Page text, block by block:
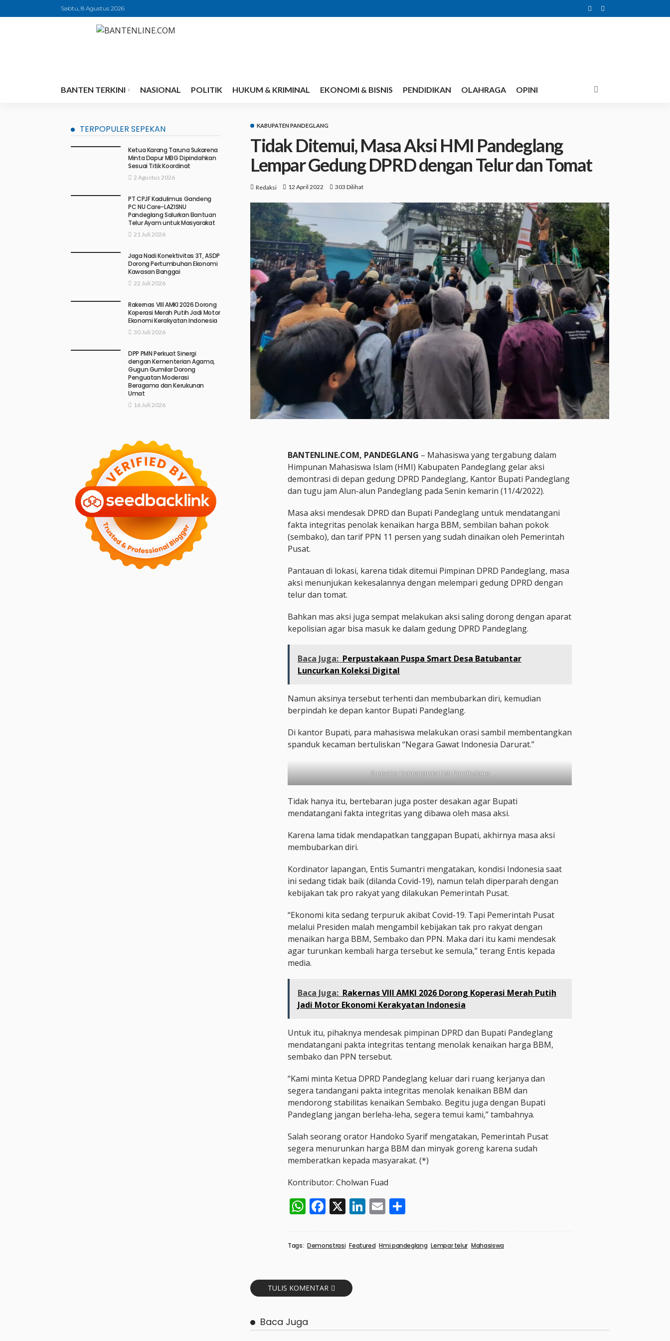
Sabtu, 8 Agustus 2026
BANTEN TERKINI NASIONAL POLITIK HUKUM & KRIMINAL EKONOMI & BISNIS PENDIDIKAN OLAHRAGA OPINI
KABUPATEN PANDEGLANG
Tidak Ditemui, Masa Aksi HMI Pandeglang
Lempar Gedung DPRD dengan Telur dan Tomat
Redaksi 12 April 2022 303 Dilihat
BANTENLINE.COM, PANDEGLANG – Mahasiswa yang tergabung dalam
Himpunan Mahasiswa Islam (HMI) Kabupaten Pandeglang gelar aksi
demontrasi di depan gedung DPRD Pandeglang, Kantor Bupati Pandeglang
dan tugu jam Alun-alun Pandeglang pada Senin kemarin (11/4/2022).
Masa aksi mendesak DPRD dan Bupati Pandeglang untuk mendatangani
fakta integritas penolak kenaikan harga BBM, sembilan bahan pokok
(sembako), dan tarif PPN 11 persen yang sudah dinaikan oleh Pemerintah
Pusat.
Pantauan di lokasi, karena tidak ditemui Pimpinan DPRD Pandeglang, masa
aksi menunjukan kekesalannya dengan melempari gedung DPRD dengan
telur dan tomat.
Bahkan mas aksi juga sempat melakukan aksi saling dorong dengan aparat
kepolisian agar bisa masuk ke dalam gedung DPRD Pandeglang.
Baca Juga: Perpustakaan Puspa Smart Desa Batubantar
Luncurkan Koleksi Digital
Namun aksinya tersebut terhenti dan membubarkan diri, kemudian
berpindah ke depan kantor Bupati Pandeglang.
Di kantor Bupati, para mahasiswa melakukan orasi sambil membentangkan
spanduk kecaman bertuliskan “Negara Gawat Indonesia Darurat.”
Suasana Demonstrasi HMI Pandeglang
Tidak hanya itu, bertebaran juga poster desakan agar Bupati
mendatangani fakta integritas yang dibawa oleh masa aksi.
Karena lama tidak mendapatkan tanggapan Bupati, akhirnya masa aksi
membubarkan diri.
Kordinator lapangan, Entis Sumantri mengatakan, kondisi Indonesia saat
ini sedang tidak baik (dilanda Covid-19), namun telah diperparah dengan
kebijakan tak pro rakyat yang dilakukan Pemerintah Pusat.
“Ekonomi kita sedang terpuruk akibat Covid-19. Tapi Pemerintah Pusat
melalui Presiden malah mengambil kebijakan tak pro rakyat dengan
menaikan harga BBM, Sembako dan PPN. Maka dari itu kami mendesak
agar turunkan kembali harga tersebut ke semula,” terang Entis kepada
media.
Baca Juga: Rakernas VIII AMKI 2026 Dorong Koperasi Merah Putih
Jadi Motor Ekonomi Kerakyatan Indonesia
Untuk itu, pihaknya mendesak pimpinan DPRD dan Bupati Pandeglang
mendatangani pakta integritas tentang menolak kenaikan harga BBM,
sembako dan PPN tersebut.
“Kami minta Ketua DPRD Pandeglang keluar dari ruang kerjanya dan
segera tandangani pakta integritas menolak kenaikan BBM dan
mendorong stabilitas kenaikan Sembako. Begitu juga dengan Bupati
Pandeglang jangan berleha-leha, segera temui kami,” tambahnya.
Salah seorang orator Handoko Syarif mengatakan, Pemerintah Pusat
segera menurunkan harga BBM dan minyak goreng karena sudah
memberatkan kepada masyarakat. (*)
Kontributor: Cholwan Fuad
WhatsApp
Facebook
X LinkedIn
Email
Tags: Demonstrasi Featured Hmi pandeglang Lempar telur Mahasiswa
TULIS KOMENTAR
Baca Juga
TERPOPULER SEPEKAN
Ketua Karang Taruna Sukarena
Minta Dapur MBG Dipindahkan
Sesuai Titik Koordinat
2 Agustus 2026
PT CPJF Kadulimus Gandeng
PC NU Care-LAZISNU
Pandeglang Salurkan Bantuan
Telur Ayam untuk Masyarakat
21 Juli 2026
Jaga Nadi Konektivitas 3T, ASDP
Dorong Pertumbuhan Ekonomi
Kawasan Banggai
22 Juli 2026
Rakernas VIII AMKI 2026 Dorong
Koperasi Merah Putih Jadi Motor
Ekonomi Kerakyatan Indonesia
30 Juli 2026
DPP PMN Perkuat Sinergi
dengan Kementerian Agama,
Gugun Gumilar Dorong
Penguatan Moderasi
Beragama dan Kerukunan
Umat
16 Juli 2026